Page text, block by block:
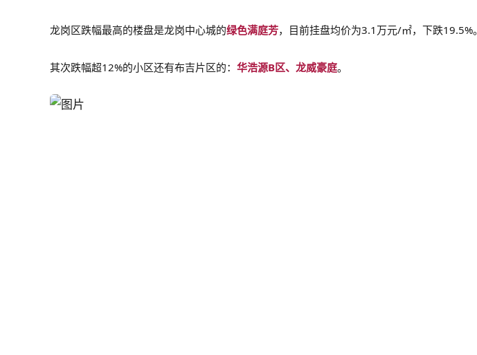
龙岗区跌幅最高的楼盘是龙岗中心城的绿色满庭芳，目前挂盘均价为3.1万元/㎡，下跌19.5%。
其次跌幅超12%的小区还有布吉片区的： 华浩源B区、龙威豪庭。